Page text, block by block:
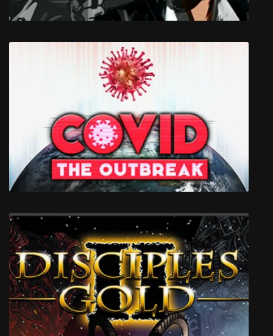
Arrest of a stone Buddha
COVID: The Outbreak